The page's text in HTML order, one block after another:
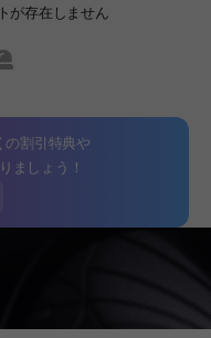
が存在しません
고하기
の割引特典や
ましょう！